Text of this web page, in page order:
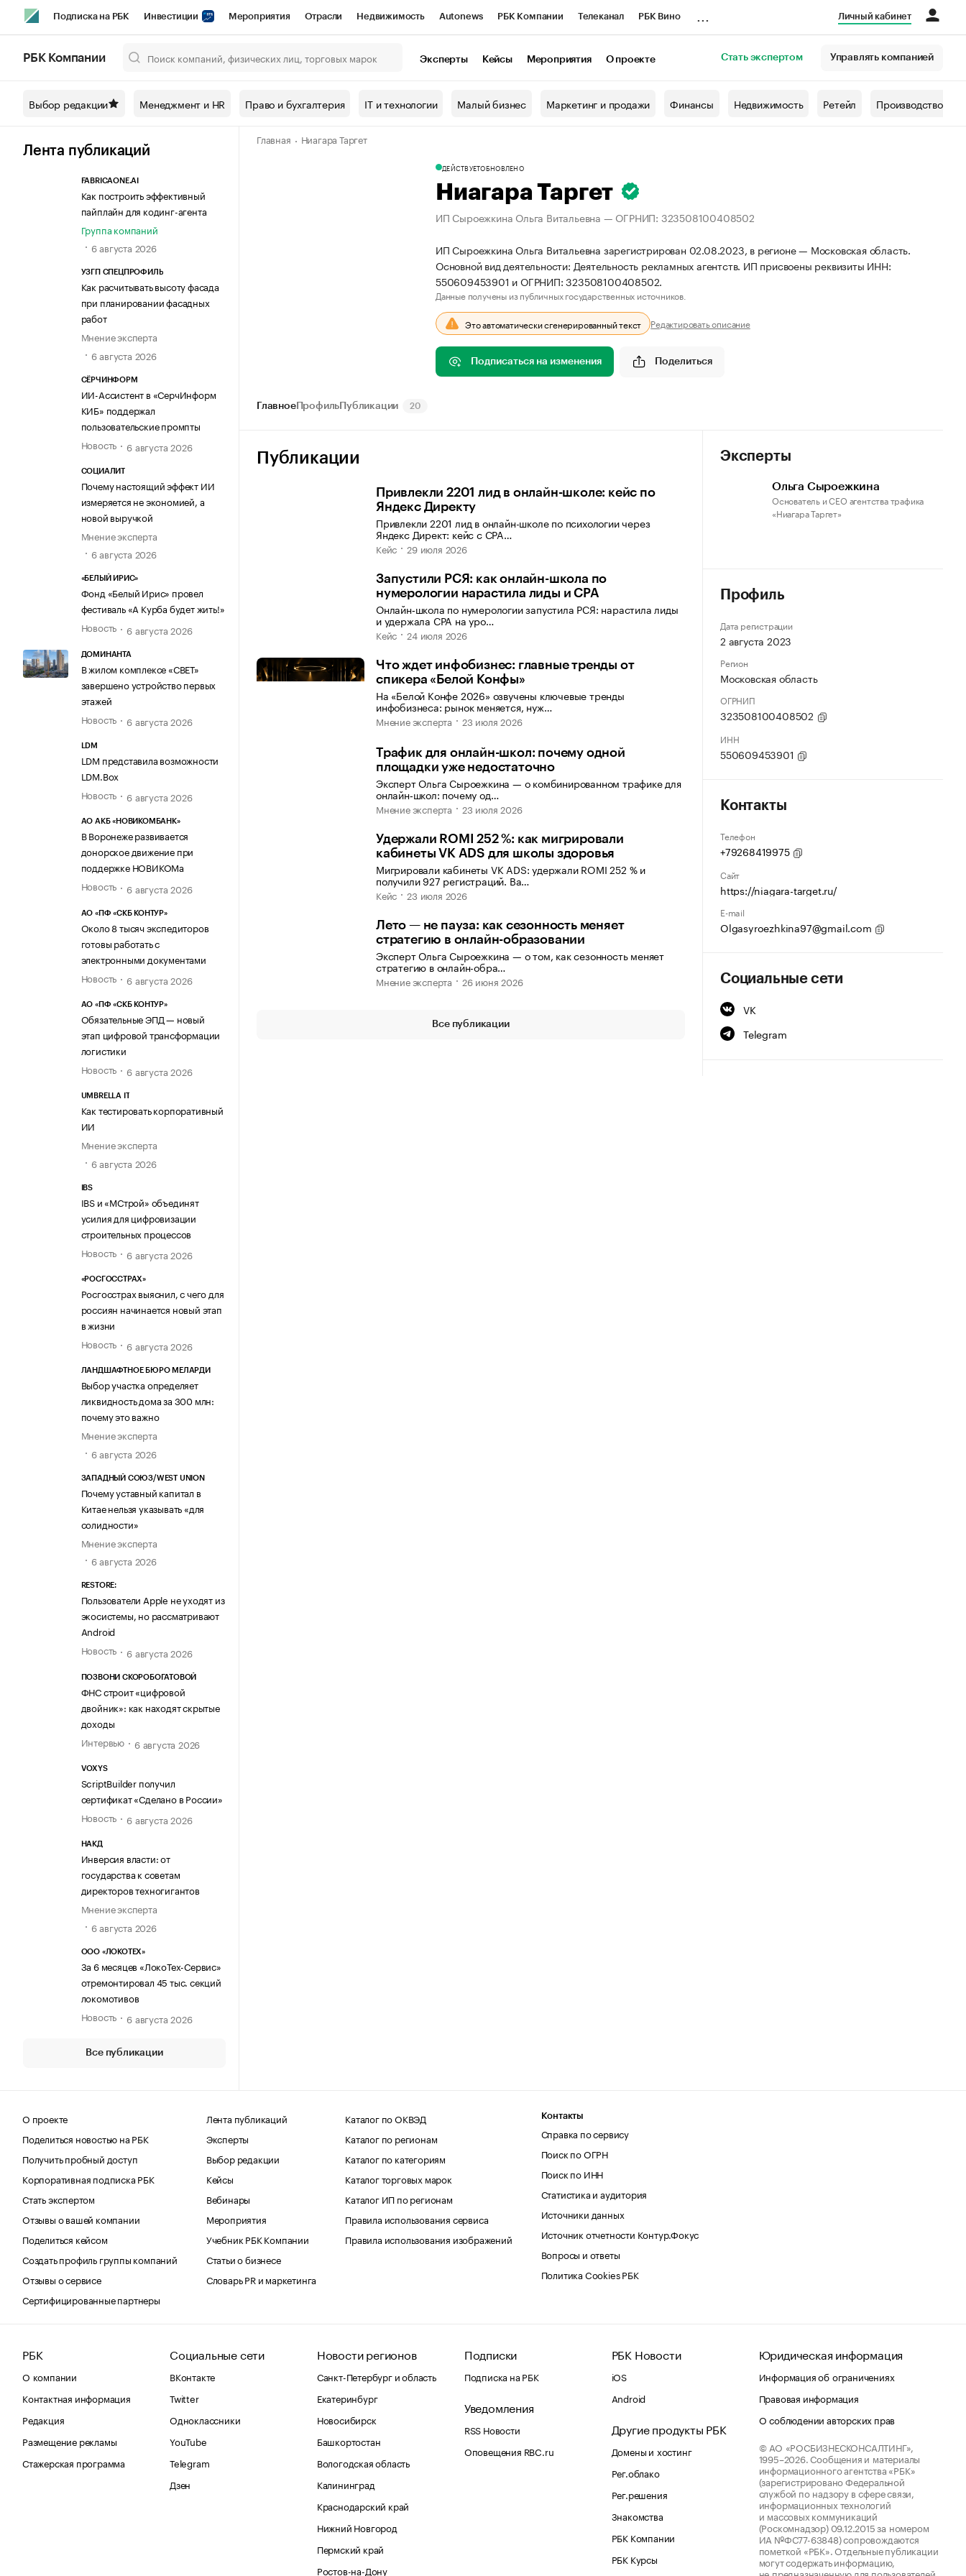
Подписка на РБК Инвестиции Мероприятия Отрасли Недвижимость Autonews РБК Компании Телеканал РБК Вино
Спецпроекты СПб Конференции СПб Спецпроекты Проверка контрагентов
Технологии и медиа Рынок наличной валюты
Личный кабинет
РБК Компании Эксперты Кейсы Мероприятия О проекте Стать экспертом Управлять компанией
Выбор редакции Менеджмент и HR Право и бухгалтерия IT и технологии Малый бизнес Маркетинг и продажи Финансы Недвижимость Ретейл Производство
Лента публикаций
FABRICAONE.AI
Как построить эффективный
пайплайн для кодинг-агента
Группа компаний
6 августа 2026
УЗГП СПЕЦПРОФИЛЬ
Как расчитывать высоту фасада
при планировании фасадных
работ
Мнение эксперта
6 августа 2026
СЁРЧИНФОРМ
ИИ-Ассистент в «СерчИнформ
КИБ» поддержал
пользовательские промпты
Новость
6 августа 2026
СОЦИАЛИТ
Почему настоящий эффект ИИ
измеряется не экономией, а
новой выручкой
Мнение эксперта
6 августа 2026
«БЕЛЫЙ ИРИС»
Фонд «Белый Ирис» провел
фестиваль «А Курба будет жить!»
Новость
6 августа 2026
ДОМИНАНТА
В жилом комплексе «СВЕТ»
завершено устройство первых
этажей
Новость
6 августа 2026
LDM
LDM представила возможности
LDM.Box
Новость
6 августа 2026
АО АКБ «НОВИКОМБАНК»
В Воронеже развивается
донорское движение при
поддержке НОВИКОМа
Новость
6 августа 2026
АО «ПФ «СКБ КОНТУР»
Около 8 тысяч экспедиторов
готовы работать с
электронными документами
Новость
6 августа 2026
АО «ПФ «СКБ КОНТУР»
Обязательные ЭПД — новый
этап цифровой трансформации
логистики
Новость
6 августа 2026
UMBRELLA IT
Как тестировать корпоративный
ИИ
Мнение эксперта
6 августа 2026
IBS
IBS и «МСтрой» объединят
усилия для цифровизации
строительных процессов
Новость
6 августа 2026
«РОСГОССТРАХ»
Росгосстрах выяснил, с чего для
россиян начинается новый этап
в жизни
Новость
6 августа 2026
ЛАНДШАФТНОЕ БЮРО МЕЛАРДИ
Выбор участка определяет
ликвидность дома за 300 млн:
почему это важно
Мнение эксперта
6 августа 2026
ЗАПАДНЫЙ СОЮЗ/WEST UNION
Почему уставный капитал в
Китае нельзя указывать «для
солидности»
Мнение эксперта
6 августа 2026
RESTORE:
Пользователи Apple не уходят из
экосистемы, но рассматривают
Android
Новость
6 августа 2026
ПОЗВОНИ СКОРОБОГАТОВОЙ
ФНС строит «цифровой
двойник»: как находят скрытые
доходы
Интервью
6 августа 2026
VOXYS
ScriptBuilder получил
сертификат «Сделано в России»
Новость
6 августа 2026
НАКД
Инверсия власти: от
государства к советам
директоров техногигантов
Мнение эксперта
6 августа 2026
ООО «ЛОКОТЕХ»
За 6 месяцев «ЛокоТех-Сервис»
отремонтировал 45 тыс. секций
локомотивов
Новость
6 августа 2026
Все публикации
Главная Ниагара Таргет
ДЕЙСТВУЕТОБНОВЛЕНО
Ниагара Таргет
ИП Сыроежкина Ольга Витальевна — ОГРНИП: 323508100408502
ИП Сыроежкина Ольга Витальевна зарегистрирован 02.08.2023, в регионе — Московская область.
Основной вид деятельности: Деятельность рекламных агентств. ИП присвоены реквизиты ИНН:
550609453901 и ОГРНИП: 323508100408502.
Данные получены из публичных государственных источников.
Это автоматически сгенерированный текст Редактировать описание
Подписаться на изменения Поделиться
ГлавноеПрофиль Публикации 20
Публикации
Привлекли 2201 лид в онлайн-школе: кейс по
Яндекс Директу
Привлекли 2201 лид в онлайн-школе по психологии через
Яндекс Директ: кейс с CPA…
Кейс 29 июля 2026
Запустили РСЯ: как онлайн-школа по
нумерологии нарастила лиды и CPA
Онлайн‑школа по нумерологии запустила РСЯ: нарастила лиды
и удержала CPA на уро…
Кейс 24 июля 2026
Что ждет инфобизнес: главные тренды от
спикера «Белой Конфы»
На «Белой Конфе 2026» озвучены ключевые тренды
инфобизнеса: рынок меняется, нуж…
Мнение эксперта 23 июля 2026
Трафик для онлайн-школ: почему одной
площадки уже недостаточно
Эксперт Ольга Сыроежкина — о комбинированном трафике для
онлайн‑школ: почему од…
Мнение эксперта 23 июля 2026
Удержали ROMI 252 %: как мигрировали
кабинеты VK ADS для школы здоровья
Мигрировали кабинеты VK ADS: удержали ROMI 252 % и
получили 927 регистраций. Ва…
Кейс 23 июля 2026
Лето — не пауза: как сезонность меняет
стратегию в онлайн-образовании
Эксперт Ольга Сыроежкина — о том, как сезонность меняет
стратегию в онлайн-обра…
Мнение эксперта 26 июня 2026
Все публикации
Эксперты
Ольга Сыроежкина
Основатель и CEO агентства трафика
«Ниагара Таргет»
Профиль
Дата регистрации
2 августа 2023
Регион
Московская область
ОГРНИП
323508100408502
ИНН
550609453901
Контакты
Телефон
+79268419975
Сайт
https://niagara-target.ru/
E-mail
Olgasyroezhkina97@gmail.com
Социальные сети
VK
Telegram
О проекте
Поделиться новостью на РБК
Получить пробный доступ
Корпоративная подписка РБК
Стать экспертом
Отзывы о вашей компании
Поделиться кейсом
Создать профиль группы компаний
Отзывы о сервисе
Сертифицированные партнеры
Лента публикаций
Эксперты
Выбор редакции
Кейсы
Вебинары
Мероприятия
Учебник РБК Компании
Статьи о бизнесе
Словарь PR и маркетинга
Каталог по ОКВЭД
Каталог по регионам
Каталог по категориям
Каталог торговых марок
Каталог ИП по регионам
Правила использования сервиса
Правила использования изображений
Контакты
Справка по сервису
Поиск по ОГРН
Поиск по ИНН
Статистика и аудитория
Источники данных
Источник отчетности Контур.Фокус
Вопросы и ответы
Политика Cookies РБК
РБК
О компании
Контактная информация
Редакция
Размещение рекламы
Стажерская программа
Социальные сети
ВКонтакте
Twitter
Одноклассники
YouTube
Telegram
Дзен
Новости регионов
Санкт-Петербург и область
Екатеринбург
Новосибирск
Башкортостан
Вологодская область
Калининград
Краснодарский край
Нижний Новгород
Пермский край
Ростов-на-Дону
Подписки
Подписка на РБК
Уведомления
RSS Новости
Оповещения RBC.ru
РБК Новости
iOS
Android
Другие продукты РБК
Домены и хостинг
Рег.облако
Рег.решения
Знакомства
РБК Компании
РБК Курсы
Юридическая информация
Информация об ограничениях
Правовая информация
О соблюдении авторских прав
© АО «РОСБИЗНЕСКОНСАЛТИНГ»,
1995–2026. Сообщения и материалы
информационного агентства «РБК»
(зарегистрировано Федеральной
службой по надзору в сфере связи,
информационных технологий
и массовых коммуникаций
(Роскомнадзор) 09.12.2015 за номером
ИА №ФС77-63848) сопровождаются
пометкой «РБК». Отдельные публикации
могут содержать информацию,
не предназначенную для пользователей